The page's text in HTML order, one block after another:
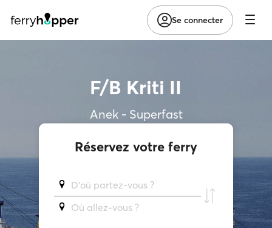
Se connecter
F/B Kriti II
Anek - Superfast
Réservez votre ferry
D'où partez-vous ?
Où allez-vous ?